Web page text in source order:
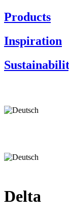
Products
Inspiration
Delta